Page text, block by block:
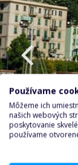
Používame
Môžeme ich
našich webových
poskytovanie
používame